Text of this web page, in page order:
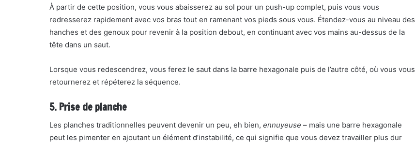
À partir de cette position, vous vous abaisserez au sol pour un push-up complet, puis vous vous
redresserez rapidement avec vos bras tout en ramenant vos pieds sous vous. Étendez-vous au niveau des
hanches et des genoux pour revenir à la position debout, en continuant avec vos mains au-dessus de la
tête dans un saut.
Lorsque vous redescendrez, vous ferez le saut dans la barre hexagonale puis de l’autre côté, où vous vous
retournerez et répéterez la séquence.
5. Prise de planche
Les planches traditionnelles peuvent devenir un peu, eh bien, ennuyeuse – mais une barre hexagonale
peut les pimenter en ajoutant un élément d’instabilité, ce qui signifie que vous devez travailler plus dur